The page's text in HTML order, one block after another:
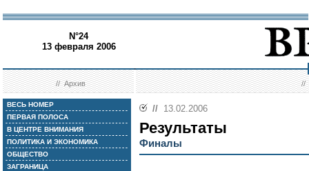
N°24
13 февраля 2006
//Архив //
ВЕСЬ НОМЕР
ПЕРВАЯ ПОЛОСА
В ЦЕНТРЕ ВНИМАНИЯ
ПОЛИТИКА И ЭКОНОМИКА
ОБЩЕСТВО
ЗАГРАНИЦА
// 13.02.2006
Результаты
Финалы